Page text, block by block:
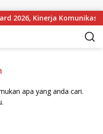
2026, Kinerja Komunikasi
apa yang anda cari.